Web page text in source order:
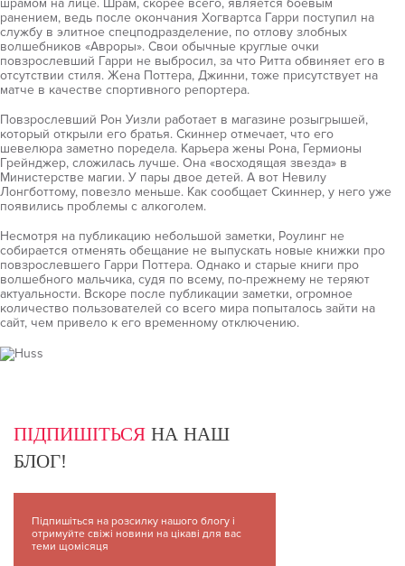
шрамом на лице. Шрам, скорее всего, является боевым
ранением, ведь после окончания Хогвартса Гарри поступил на
службу в элитное спецподразделение, по отлову злобных
волшебников «Авроры». Свои обычные круглые очки
повзрослевший Гарри не выбросил, за что Ритта обвиняет его в
отсутствии стиля. Жена Поттера, Джинни, тоже присутствует на
матче в качестве спортивного репортера.
Повзрослевший Рон Уизли работает в магазине розыгрышей,
который открыли его братья. Скиннер отмечает, что его
шевелюра заметно поредела. Карьера жены Рона, Гермионы
Грейнджер, сложилась лучше. Она «восходящая звезда» в
Министерстве магии. У пары двое детей. А вот Невилу
Лонгботтому, повезло меньше. Как сообщает Скиннер, у него уже
появились проблемы с алкоголем.
Несмотря на публикацию небольшой заметки, Роулинг не
собирается отменять обещание не выпускать новые книжки про
повзрослевшего Гарри Поттера. Однако и старые книги про
волшебного мальчика, судя по всему, по-прежнему не теряют
актуальности. Вскоре после публикации заметки, огромное
количество пользователей со всего мира попыталось зайти на
сайт, чем привело к его временному отключению.
ПІДПИШІТЬСЯ НА НАШ
БЛОГ!
Підпишіться на розсилку нашого блогу і
отримуйте свіжі новини на цікаві для вас
теми щомісяця